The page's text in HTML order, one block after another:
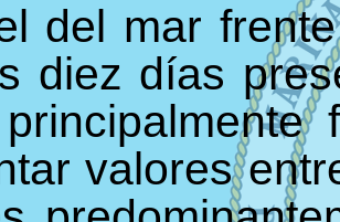
del mar
diez días
valores